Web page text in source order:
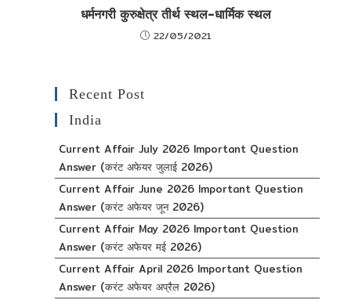
धर्मनगरी कुरुक्षेत्र तीर्थ स्थल-धार्मिक स्थल
22/05/2021
Recent Post
India
Current Affair July 2026 Important Question
Answer (करंट अफेयर जुलाई 2026)
Current Affair June 2026 Important Question
Answer (करंट अफेयर जून 2026)
Current Affair May 2026 Important Question
Answer (करंट अफेयर मई 2026)
Current Affair April 2026 Important Question
Answer (करंट अफेयर अप्रैल 2026)